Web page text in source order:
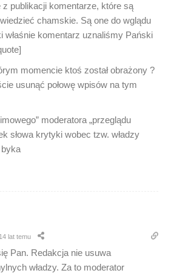
publikacji komentarze, które są
chamskie. Są one do wglądu
właśnie komentarz uznaliśmy Pański
momencie ktoś został obrażony ?
usunąć połowę wpisów na tym
moderatora „przeglądu
słowa krytyki wobec tzw. władzy
byka
14 lat temu
Pan. Redakcja nie usuwa
władzy. Za to moderator